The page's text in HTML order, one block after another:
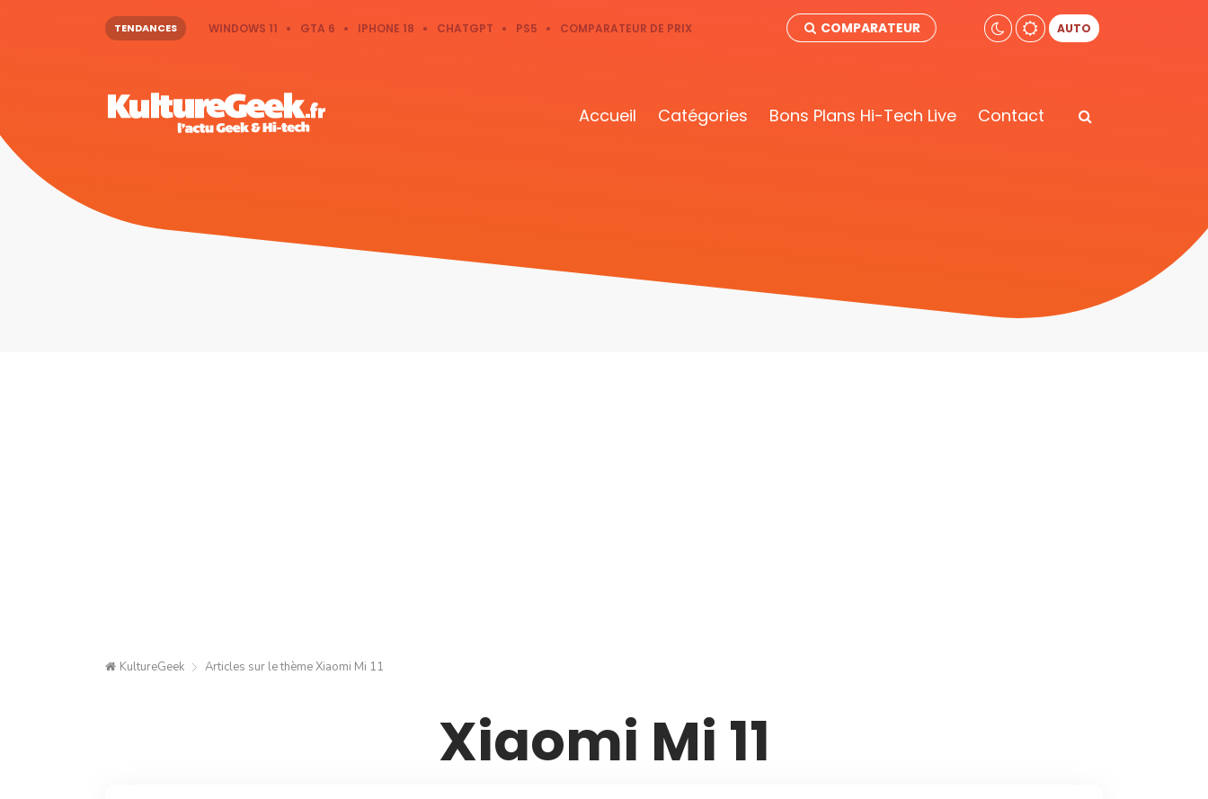
TENDANCES WINDOWS 11 GTA 6 IPHONE 18 CHATGPT PS5 COMPARATEUR DE PRIX COMPARATEUR AUTO
Accueil Catégories Bons Plans Hi-Tech Live Contact
KultureGeek Articles sur le thèmeXiaomi Mi 11
Xiaomi Mi 11